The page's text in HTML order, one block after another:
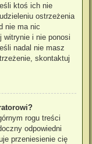
ktoś ich nie
ostrzeżenia
nie ma nic
witrynie i nie ponosi
nadal nie masz
skontaktuj
rogu treści
odpowiedni
przeniesienie cię